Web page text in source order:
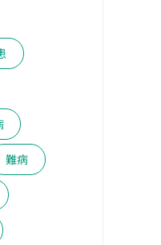
難病